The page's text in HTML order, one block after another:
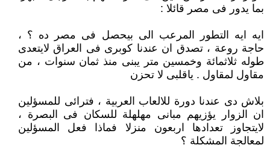
بما يدور فى مصر قائلا :
ايه ايه التطور المرعب الى بيحصل فى مصر ده ؟ ،
حاجة روعة ، تصدق ان عندنا كوبرى فى العراق لايتعدى
طوله ثلاثمائة وخمسين متر يبنى منذ ثمان سنوات ، من
مقاول لمقاول . ياقلبى لا تحزن
بلاش دى عندنا دورة للالعاب العربية ، فترائى للمسؤلين
ان الزوار يؤزيهم مبانى مهلهلة للسكان فى البصرة ،
لايتجاوز تعدادها اربعون منزلا فماذا فعل المسؤلين
لمعالجة المشكلة ؟